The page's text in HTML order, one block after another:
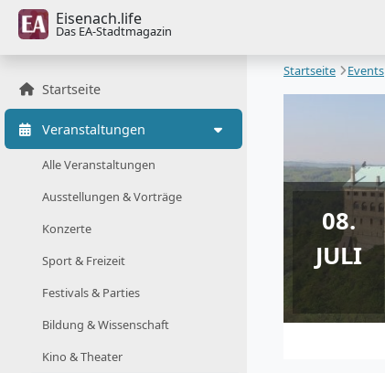
Eisenach.life
Das EA-Stadtmagazin
Startseite
Veranstaltungen
Alle Veranstaltungen
Ausstellungen & Vorträge
Konzerte
Sport & Freizeit
Festivals & Parties
Bildung & Wissenschaft
Kino & Theater
Startseite Events
08.
JULI